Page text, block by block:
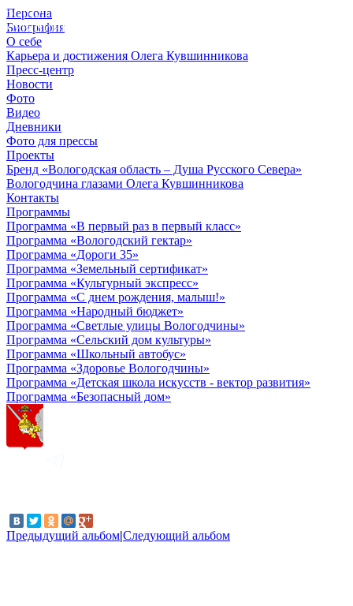
Персона
Биография
О себе
Карьера и достижения Олега Кувшинникова
Пресс-центр
Новости
Фото
Видео
Дневники
Фото для прессы
Проекты
Бренд «Вологодская область – Душа Русского Севера»
Вологодчина глазами Олега Кувшинникова
Контакты
Программы
Программа «В первый раз в первый класс»
Программа «Вологодский гектар»
Программа «Дороги 35»
Программа «Земельный сертификат»
Программа «Культурный экспресс»
Программа «С днем рождения, малыш!»
Программа «Народный бюджет»
Программа «Светлые улицы Вологодчины»
Программа «Сельский дом культуры»
Программа «Школьный автобус»
Программа «Здоровье Вологодчины»
Программа «Детская школа искусств - вектор развития»
Программа «Безопасный дом»
Предыдущий альбом|Следующий альбом
© 2012 - 2023,
КУВШИННИКОВ О.А.